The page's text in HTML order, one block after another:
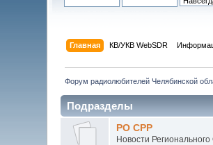
Главная КВ/УКВ WebSDR
Форум радиолюбителей Челябинской
Подразделы
РО СРР
Новости